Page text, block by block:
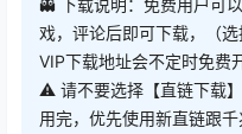
👻 下载说明：免费用户可
戏，评论后即可下载，（选
VIP下载地址会不定时免费
⚠ 请不要选择【直链下载
用完，优先使用新直链跟